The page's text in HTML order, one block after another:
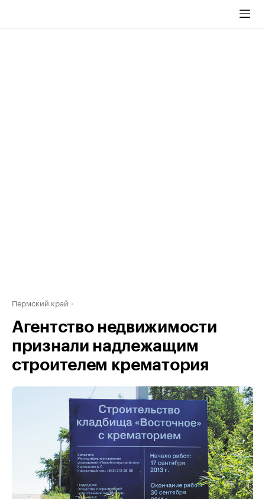
Пермский край
Агентство недвижимости
признали надлежащим
строителем крематория